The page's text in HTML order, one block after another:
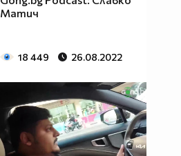
Матич
18 449 26.08.2022